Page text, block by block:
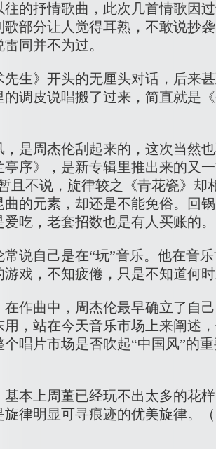
往的抒情歌曲，此次几首情歌因
歌部分让人觉得耳熟，不敢说抄
同并不为过。
》开头的无厘头对话，后来甚
的调皮说唱搬了过来，简直就是
周杰伦刮起来的，这次当然也
亭序》，是新专辑里推出来的又
且不说，旋律较之《青花瓷》却
曲的元素，却还是不能免俗。回
吃，老套招数也是有人买账的。
自己是在“玩”音乐。他在音乐
游戏，不知疲倦，只是不知道何
曲中，周杰伦最早确立了自己
用，站在今天音乐市场上来阐述
个唱片市场是否吹起“中国风”的
上周董已经玩不出太多的花样
旋律明显可寻痕迹的优美旋律。